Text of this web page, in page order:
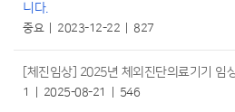
중요
니다.
2023-12-22 827
1
[체진임상] 2025년 체외진단의료기기 임
2025-08-21 546